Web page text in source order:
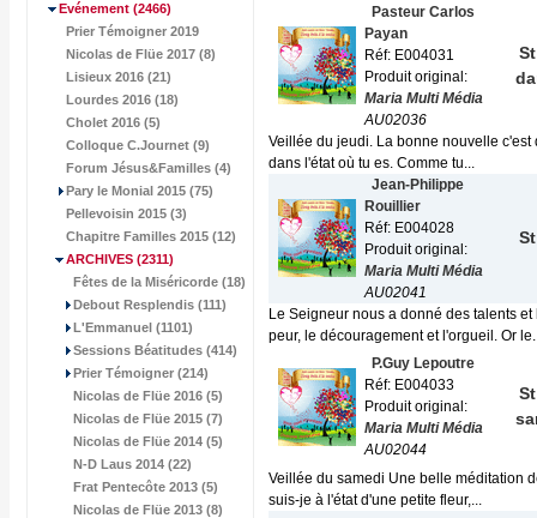
Evénement (2466)
Prier Témoigner 2019
Nicolas de Flüe 2017 (8)
Lisieux 2016 (21)
Lourdes 2016 (18)
Cholet 2016 (5)
Colloque C.Journet (9)
Forum Jésus&Familles (4)
Pary le Monial 2015 (75)
Pellevoisin 2015 (3)
Chapitre Familles 2015 (12)
ARCHIVES (2311)
Fêtes de la Miséricorde (18)
Debout Resplendis (111)
L'Emmanuel (1101)
Sessions Béatitudes (414)
Prier Témoigner (214)
Nicolas de Flüe 2016 (5)
Nicolas de Flüe 2015 (7)
Nicolas de Flüe 2014 (5)
N-D Laus 2014 (22)
Frat Pentecôte 2013 (5)
Nicolas de Flüe 2013 (8)
Pasteur Carlos
Payan
Réf: E004031
Produit original:
Maria Multi Média
AU02036
Veillée du jeudi. La bonne nouvelle
dans l'état où tu es. Comme tu...
Jean-Philippe
Rouillier
Réf: E004028
Produit original:
Maria Multi Média
AU02041
Le Seigneur nous a donné des talents
peur, le découragement et l'orgueil. Or
P.Guy Lepoutre
Réf: E004033
Produit original:
Maria Multi Média
AU02044
Veillée du samedi Une belle méditation
suis-je à l'état d'une petite fleur,...